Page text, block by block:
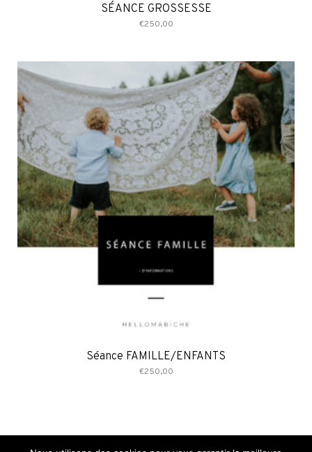
SÉANCE GROSSESSE
€250,00
Séance FAMILLE/ENFANTS
€250,00